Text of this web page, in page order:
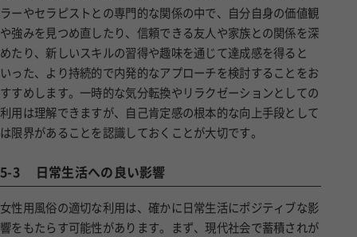
ラーやセラピストとの専門的な関係の中で、自分自身の価値観
や強みを見つめ直したり、信頼できる友人や家族との関係を深
めたり、新しいスキルの習得や趣味を通じて達成感を得ると
いった、より持続的で内発的なアプローチを検討することをお
すすめします。一時的な気分転換やリラクゼーションとしての
利用は理解できますが、自己肯定感の根本的な向上手段として
は限界があることを認識しておくことが大切です。
5-3 日常生活への良い影響
女性用風俗の適切な利用は、確かに日常生活にポジティブな影
響をもたらす可能性があります。まず、現代社会で蓄積されが